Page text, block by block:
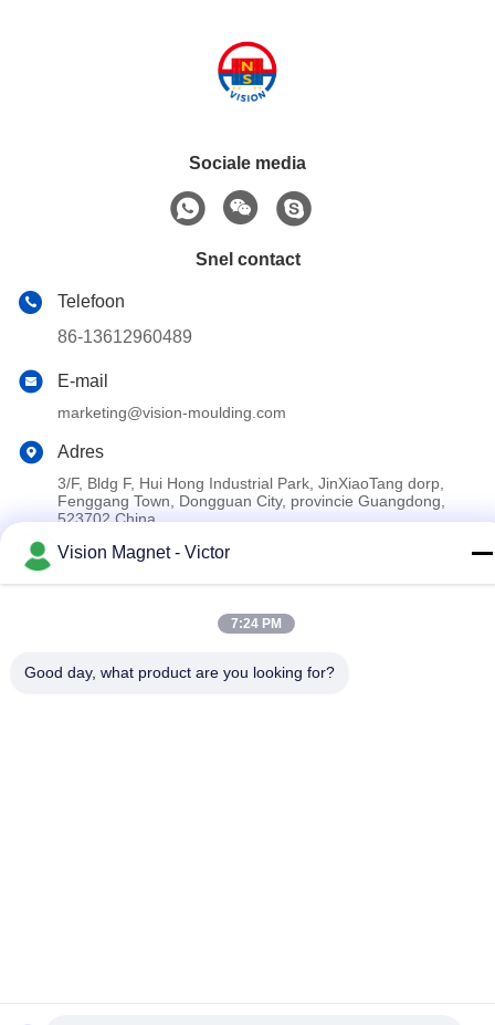
Sociale media
Snel contact
Telefoon
86-13612960489
E-mail
marketing@vision-moulding.com
Adres
3/F, Bldg F, Hui Hong Industrial Park, JinXiaoTang dorp,
Fenggang Town, Dongguan City, provincie Guangdong,
523702 China
Privacybeleid|Sitemap
China Goede kwaliteit industriële neodymiummagneten
Magnetoelectricity Technology Co., Ltd. Alle rechten
Vision Magnet - Victor
7:24 PM
Good day, what product are you looking for?